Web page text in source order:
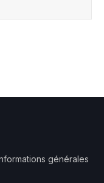
générales